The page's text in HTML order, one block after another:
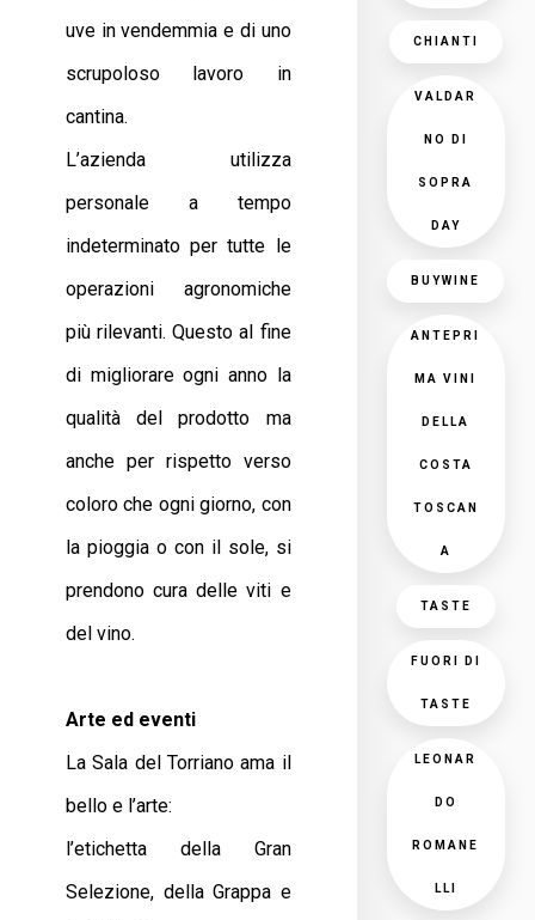
uve in vendemmia e di uno
scrupoloso lavoro in
cantina.
L’azienda utilizza
personale a tempo
indeterminato per tutte le
operazioni agronomiche
più rilevanti. Questo al fine
di migliorare ogni anno la
qualità del prodotto ma
anche per rispetto verso
coloro che ogni giorno, con
la pioggia o con il sole, si
prendono cura delle viti e
del vino.
Arte ed eventi
La Sala del Torriano ama il
bello e l’arte:
l’etichetta della Gran
Selezione, della Grappa e
CHIANTI
VALDAR
NO DI
SOPRA
DAY
BUYWINE
ANTEPRI
MA VINI
DELLA
COSTA
TOSCAN
A
TASTE
FUORI DI
TASTE
LEONAR
DO
ROMANE
LLI